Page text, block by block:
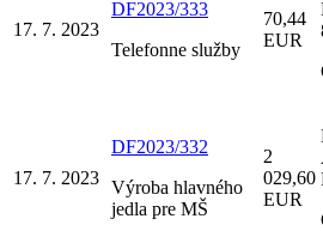
17. 7. 2023
DF2023/333
Telefonne služby
70,44
EUR
17. 7. 2023
DF2023/332
Výroba hlavného
jedla pre MŠ
2
029,60
EUR